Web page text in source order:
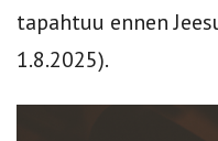
tapahtuu ennen
1.8.2025).